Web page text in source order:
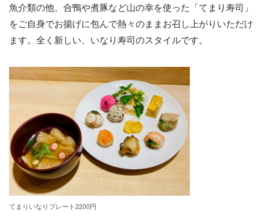
魚介類の他、合鴨や煮豚など山の幸を使った「てまり寿司」
をご自身でお揚げに包んで熱々のままお召し上がりいただけ
ます。全く新しい、いなり寿司のスタイルです。
てまりいなりプレート2200円